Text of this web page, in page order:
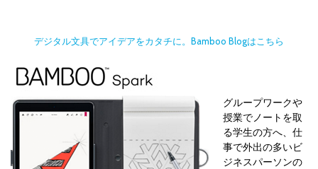
デジタル文具でアイデアをカタチに。Bamboo Blogはこちら
グループワークや
授業でノートを取
る学生の方へ、仕
事で外出の多いビ
ジネスパーソンの